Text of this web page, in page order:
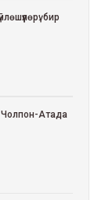
бир
Чолпон-Атада